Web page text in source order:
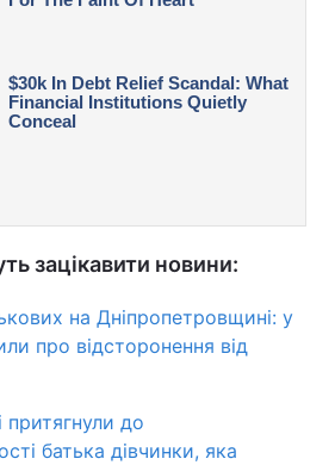
зацікавити новини:
на Дніпропетровщині: у
про відсторонення від
притягнули до
батька дівчинки, яка